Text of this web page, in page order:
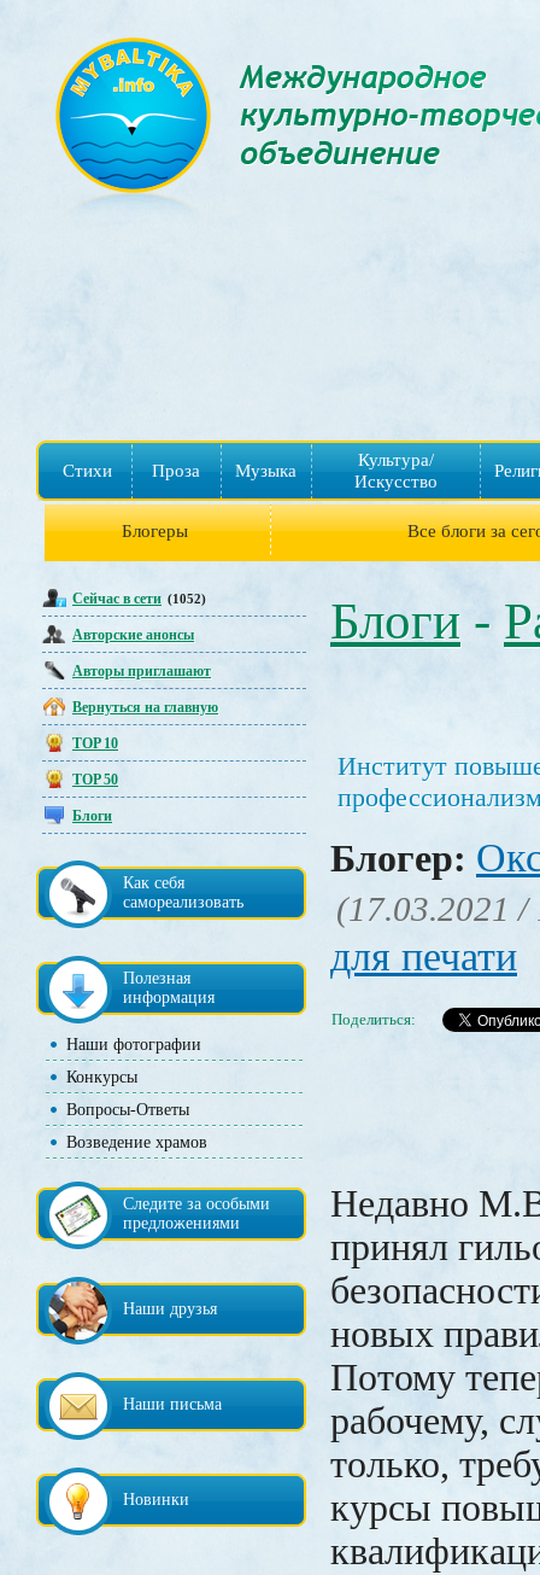
Стихи Проза Музыка
Культура/
Искусство
Блогеры Все блоги за
Сейчас в сети (1052)
Авторские анонсы
Авторы приглашают
Вернуться на главную
TOP 10
TOP 50
Блоги
Как себя
самореализовать
Полезная
информация
Наши фотографии
Конкурсы
Вопросы-Ответы
Возведение храмов
Следите за особыми
предложениями
Наши друзья
Наши письма
Новинки
Блоги -
Институт
Блогер:
(17.03.2021 /
для печати
Поделиться:
Недавно
принял
новых
Потому
рабочему,
только,
курсы